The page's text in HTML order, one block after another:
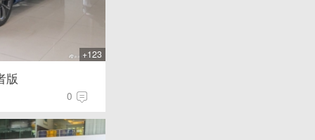
+123
版
0